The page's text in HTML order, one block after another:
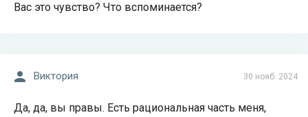
Вас это чувство? Что вспоминается?
30 нояб. 2024
Виктория
Да, да, вы правы. Есть рациональная часть меня,